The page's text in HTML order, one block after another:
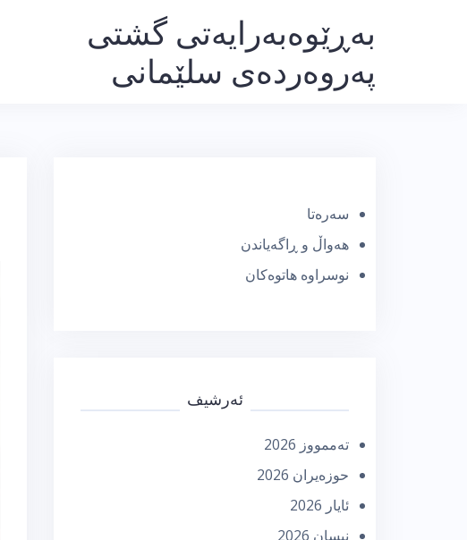
بەڕێوەبەرایەتی گشتی
پەروەردەی سلێمانی
سەرەتا
هەواڵ و ڕاگەیاندن
نوسراوە هاتوەکان
ئەرشیف
تەممووز 2026
حوزه‌یران 2026
ئایار 2026
نیسان 2026